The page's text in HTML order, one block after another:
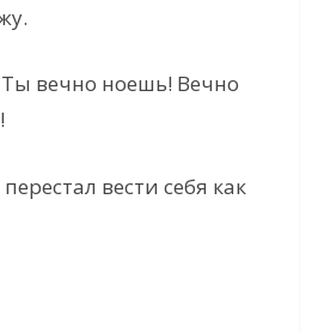
вечно ноешь! Вечно
вести себя как